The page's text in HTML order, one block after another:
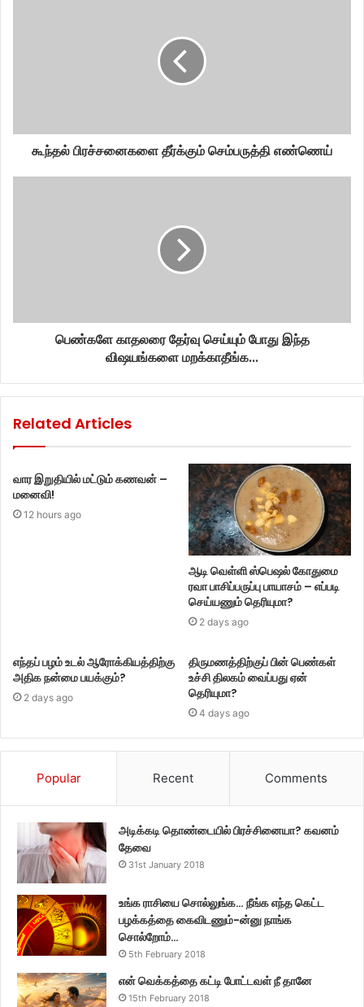
கூந்தல் பிரச்சனைகளை தீர்க்கும் செம்பருத்தி எண்ணெய்
பெண்களே காதலரை தேர்வு செய்யும் போது இந்த
விஷயங்களை மறக்காதீங்க...
Related Articles
வார இறுதியில் மட்டும் கணவன் –
மனைவி!
12 hours ago
ஆடி வெள்ளி ஸ்பெஷல் கோதுமை
ரவா பாசிப்பருப்பு பாயாசம் – எப்படி
செய்யணும் தெரியுமா?
2 days ago
எந்தப் பழம் உடல் ஆரோக்கியத்திற்கு
அதிக நன்மை பயக்கும்?
2 days ago
திருமணத்திற்குப் பின் பெண்கள்
உச்சி திலகம் வைப்பது ஏன்
தெரியுமா?
4 days ago
Popular Recent Comments
அடிக்கடி தொண்டையில் பிரச்சினையா? கவனம்
தேவை
31st January 2018
உங்க ராசியை சொல்லுங்க… நீங்க எந்த கெட்ட
பழக்கத்தை கைவிடணும்-ன்னு நாங்க
சொல்றோம்…
5th February 2018
என் வெக்கத்தை கட்டி போட்டவள் நீ தானே
15th February 2018